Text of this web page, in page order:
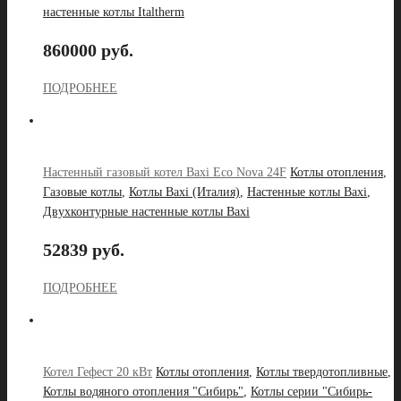
настенные котлы Italtherm
860000 руб.
ПОДРОБНЕЕ
Настенный газовый котел Baxi Eco Nova 24F Котлы отопления
Газовые котлы Котлы Baxi (Италия) Настенные котлы Baxi
Двухконтурные настенные котлы Baxi
52839 руб.
ПОДРОБНЕЕ
Котел Гефест 20 кВт Котлы отопления, Котлы твердотопливные,
Котлы водяного отопления "Сибирь", Котлы серии "Сибирь-